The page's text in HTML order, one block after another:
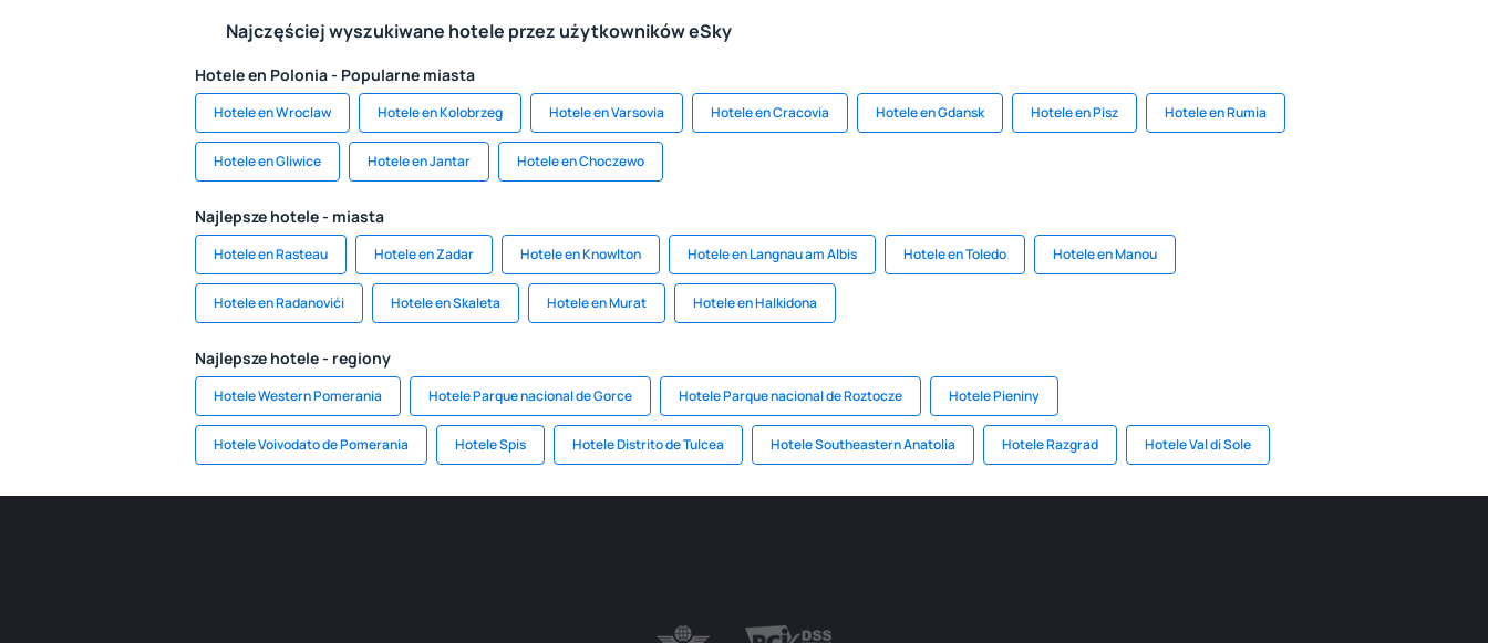
Najczęściej wyszukiwane hotele przez użytkowników eSky
Hotele en Polonia - Popularne miasta
Hotele en Wroclaw Hotele en Kolobrzeg Hotele en Varsovia Hotele en Cracovia Hotele en Gdansk Hotele en Pisz Hotele en Rumia
Hotele en Gliwice Hotele en Jantar Hotele en Choczewo
Najlepsze hotele - miasta
Hotele en Rasteau Hotele en Zadar Hotele en Knowlton Hotele en Langnau am Albis Hotele en Toledo Hotele en Manou
Hotele en Radanovići Hotele en Skaleta Hotele en Murat Hotele en Halkidona
Najlepsze hotele - regiony
Hotele Western Pomerania Hotele Parque nacional de Gorce Hotele Parque nacional de Roztocze Hotele Pieniny
Hotele Voivodato de Pomerania Hotele Spis Hotele Distrito de Tulcea Hotele Southeastern Anatolia Hotele Razgrad Hotele Val di Sole